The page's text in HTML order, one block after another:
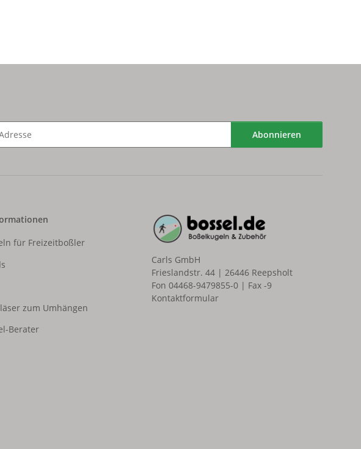
Abonnieren
für Freizeitboßler
zum Umhängen
Berater
Carls GmbH
Frieslandstr. 44 | 26446 Reepsholt
Fon 04468-9479855-0 | Fax -9
Kontaktformular